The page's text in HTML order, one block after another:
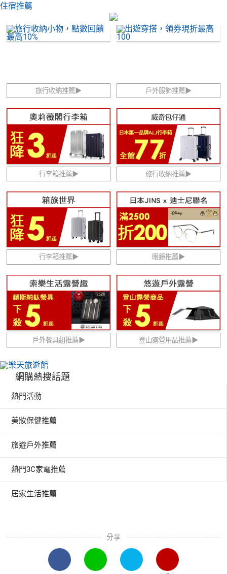
住宿推薦
旅行收納推薦▶ 戶外服飾推薦▶
行李箱推薦▶ 旅行收納推薦▶
行李箱推薦▶ 眼鏡推薦▶
戶外餐具組推薦▶ 登山露營用品推薦▶
網購熱搜話題
熱門活動
美妝保健推薦
旅遊戶外推薦
熱門3C家電推薦
居家生活推薦
分享